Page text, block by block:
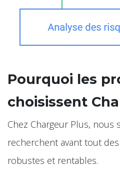
Pourquoi les
choisissent
Chez Chargeur Plus, nous
recherchent avant tout
robustes et rentables.